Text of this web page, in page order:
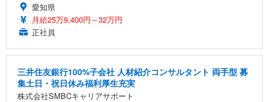
愛知県
月給25万9,400円～32万円
正社員
三井住友銀行100%子会社 人材紹介コンサルタント 両手型 募
集土日・祝日休み福利厚生充実
株式会社SMBCキャリアサポート